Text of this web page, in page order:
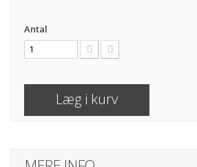
Antal
Læg i kurv